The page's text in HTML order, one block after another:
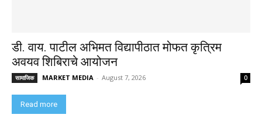
डी. वाय. पाटील अभिमत विद्यापीठात मोफत कृत्रिम
अवयव शिबिराचे आयोजन
सामाजिक MARKET MEDIA - August 7, 2026 0
Read more